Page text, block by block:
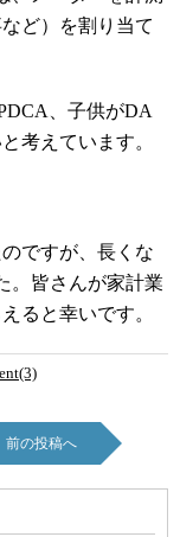
ど）を割り当て
、子供がDA
考えています。
ですが、長くな
。皆さんが家計業
ると幸いです。
前の投稿へ